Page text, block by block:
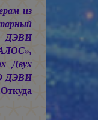
из
ДЭВИ
Двух
ДЭВИ